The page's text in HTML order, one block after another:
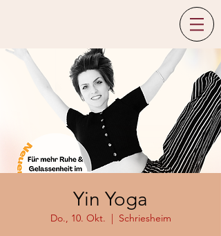
Yin Yoga
Do., 10. Okt.
  |
Schriesheim